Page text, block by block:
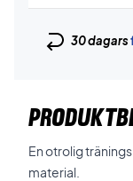
30 dagars
En otrolig
material.